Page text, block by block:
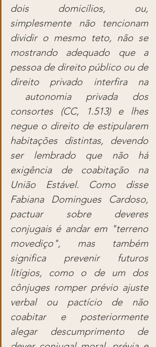
dois domicílios, ou,
simplesmente não tencionam
dividir o mesmo teto, não se
mostrando adequado que a
pessoa de direito público ou de
direito privado interfira na
autonomia privada dos
consortes (CC, 1.513) e lhes
negue o direito de estipularem
habitações distintas, devendo
ser lembrado que não há
exigência de coabitação na
União Estável. Como disse
Fabiana Domingues Cardoso,
pactuar sobre deveres
conjugais é andar em "terreno
movediço", mas também
significa prevenir futuros
litígios, como o de um dos
cônjuges romper prévio ajuste
verbal ou pactício de não
coabitar e posteriormente
alegar descumprimento de